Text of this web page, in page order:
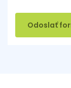
Odoslať